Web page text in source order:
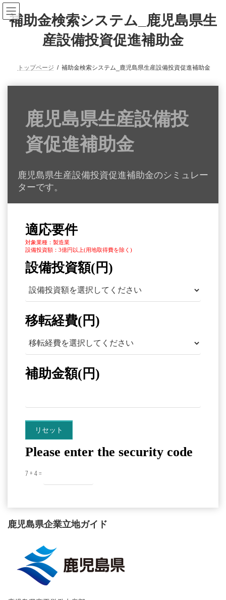
補助金検索システム_鹿児島県生
産設備投資促進補助金
トップページ 補助金検索システム_鹿児島県生産設備投資促進補助金
鹿児島県生産設備投
資促進補助金
鹿児島県生産設備投資促進補助金のシミュレー
ターです。
適応要件
対象業種：製造業
設備投資額：3億円以上(用地取得費を除く)
設備投資額(円)
移転経費(円)
補助金額(円)
Please enter the security code
7 + 4 =
鹿児島県企業立地ガイド